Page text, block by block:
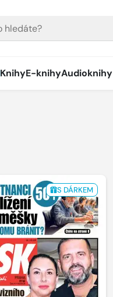
KnihyE-knihyAudioknihy
S DÁRKEM